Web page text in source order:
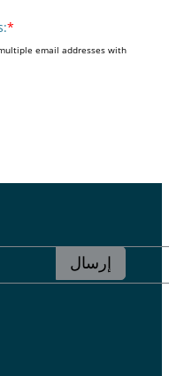
*
email addresses with
إرسال